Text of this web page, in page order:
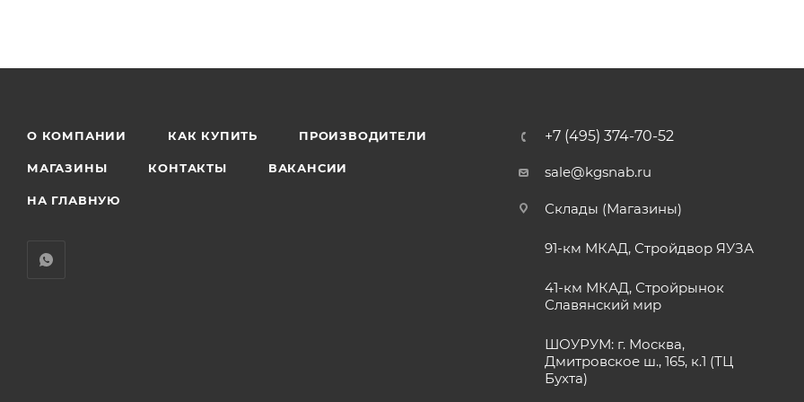
О КОМПАНИИ КАК КУПИТЬ ПРОИЗВОДИТЕЛИ
МАГАЗИНЫ КОНТАКТЫ ВАКАНСИИ
НА ГЛАВНУЮ
+7 (495) 374-70-52
sale@kgsnab.ru
Склады (Магазины)
91-км МКАД, Стройдвор ЯУЗА
41-км МКАД, Стройрынок
Славянский мир
ШОУРУМ: г. Москва,
Дмитровское ш., 165, к.1 (ТЦ
Бухта)